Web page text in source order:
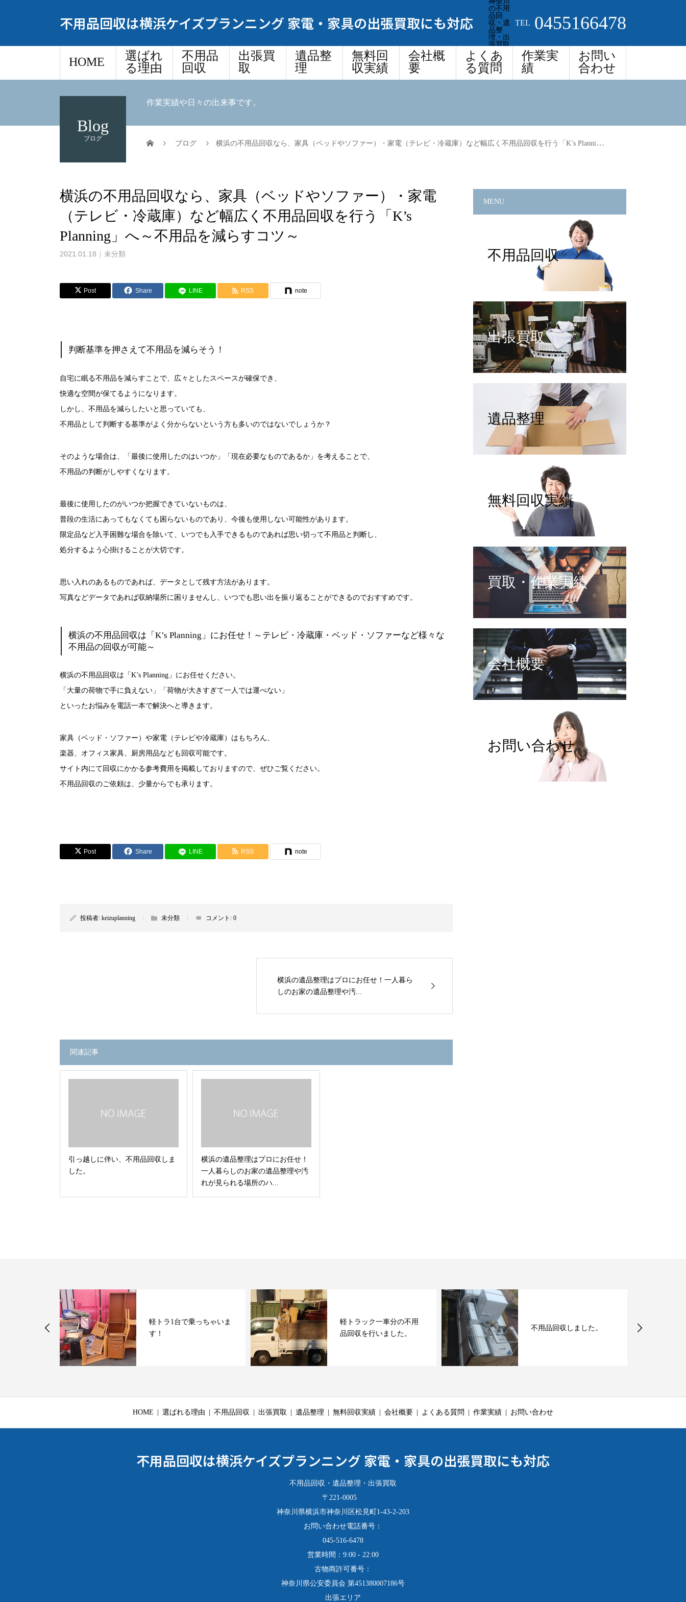
不用品回収は横浜ケイズプランニング 家電・家具の出張買取にも対応
の不用
品回
収・遺
品整
理・出
張買取
TEL 0455166478
HOME
選ばれ
る理由
不用品
回収
出張買
取
遺品整
理
無料回
収実績
会社概
要
よくあ
る質問
作業実
績
お問い
合わせ
Blog
ブログ
作業実績や日々の出来事です。
ブログ 横浜の不用品回収なら、家具（ベッドやソファー）・家電（テレビ・冷蔵庫）など幅広く不用品回収を行う「K’s Planning」へ～不用品を減らすコツ～
横浜の不用品回収なら、家具（ベッドやソファー）・家電
（テレビ・冷蔵庫）など幅広く不用品回収を行う「K’s
Planning」へ～不用品を減らすコツ～
2021.01.18 未分類
Post Share LINE RSS note
判断基準を押さえて不用品を減らそう！
自宅に眠る不用品を減らすことで、広々としたスペースが確保でき、
快適な空間が保てるようになります。
しかし、不用品を減らしたいと思っていても、
不用品として判断する基準がよく分からないという方も多いのではないでしょうか？
そのような場合は、「最後に使用したのはいつか」「現在必要なものであるか」を考えることで、
不用品の判断がしやすくなります。
最後に使用したのがいつか把握できていないものは、
普段の生活にあってもなくても困らないものであり、今後も使用しない可能性があります。
限定品など入手困難な場合を除いて、いつでも入手できるものであれば思い切って不用品と判断し、
処分するよう心掛けることが大切です。
思い入れのあるものであれば、データとして残す方法があります。
写真などデータであれば収納場所に困りませんし、いつでも思い出を振り返ることができるのでおすすめです。
横浜の不用品回収は「K’s Planning」にお任せ！～テレビ・冷蔵庫・ベッド・ソファーなど様々な
不用品の回収が可能～
横浜の不用品回収は「K’s Planning」にお任せください。
「大量の荷物で手に負えない」「荷物が大きすぎて一人では運べない」
といったお悩みを電話一本で解決へと導きます。
家具（ベッド・ソファー）や家電（テレビや冷蔵庫）はもちろん、
楽器、オフィス家具、厨房用品なども回収可能です。
サイト内にて回収にかかる参考費用を掲載しておりますので、ぜひご覧ください。
不用品回収のご依頼は、少量からでも承ります。
Post Share LINE RSS note
投稿者: keizuplanning 未分類 コメント: 0
横浜の遺品整理はプロにお任せ！一人暮ら
しのお家の遺品整理や汚...
関連記事
引っ越しに伴い、不用品回収しま
した。
横浜の遺品整理はプロにお任せ！
一人暮らしのお家の遺品整理や汚
れが見られる場所のハ...
MENU
不用品回収
出張買取
遺品整理
無料回収実績
買取・作業実績
会社概要
お問い合わせ
軽トラ1台で乗っちゃいま
す！
軽トラック一車分の不用
品回収を行いました。
不用品回収しました。
HOME 選ばれる理由 不用品回収 出張買取 遺品整理 無料回収実績 会社概要 よくある質問 作業実績 お問い合わせ
不用品回収は横浜ケイズプランニング 家電・家具の出張買取にも対応
不用品回収・遺品整理・出張買取
〒221-0005
神奈川県横浜市神奈川区松見町1-43-2-203
お問い合わせ電話番号：
045-516-6478
営業時間：9:00 - 22:00
古物商許可番号：
神奈川県公安委員会 第451380007186号
出張エリア